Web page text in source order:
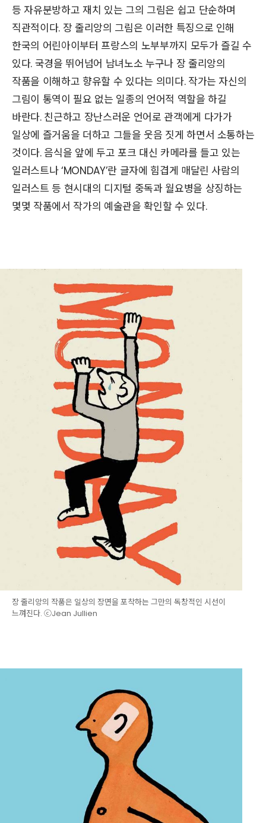
등 자유분방하고 재치 있는 그의 그림은 쉽고 단순하며
직관적이다. 장 줄리앙의 그림은 이러한 특징으로 인해
한국의 어린아이부터 프랑스의 노부부까지 모두가 즐길 수
있다. 국경을 뛰어넘어 남녀노소 누구나 장 줄리앙의
작품을 이해하고 향유할 수 있다는 의미다. 작가는 자신의
그림이 통역이 필요 없는 일종의 언어적 역할을 하길
바란다. 친근하고 장난스러운 언어로 관객에게 다가가
일상에 즐거움을 더하고 그들을 웃음 짓게 하면서 소통하는
것이다. 음식을 앞에 두고 포크 대신 카메라를 들고 있는
일러스트나 ‘MONDAY’란 글자에 힘겹게 매달린 사람의
일러스트 등 현시대의 디지털 중독과 월요병을 상징하는
몇몇 작품에서 작가의 예술관을 확인할 수 있다.
장 줄리앙의 작품은 일상의 장면을 포착하는 그만의 독창적인 시선이
느껴진다. ⓒJean Jullien